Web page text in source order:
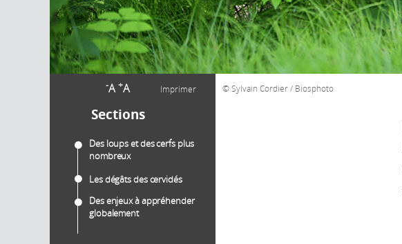
-A +A Imprimer
Sections
Des loups et des cerfs plus
nombreux
Les dégâts des cervidés
Des enjeux à appréhender
globalement
Sylvain Cordier / Biosphoto